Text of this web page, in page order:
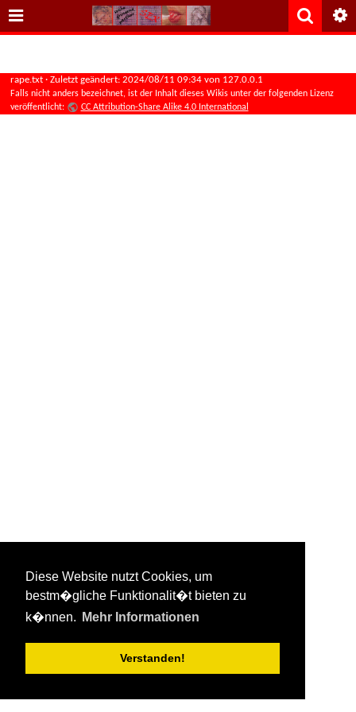
Diese Website nutzt Cookies, um
bestm�gliche Funktionalit�t bieten zu
k�nnen.
Mehr Informationen
Verstanden!
rape.txt · Zuletzt geändert:2024/08/11 09:34 von 127.0.0.1
Falls nicht anders bezeichnet, ist der Inhalt dieses Wikis unter der folgenden Lizenz
veröffentlicht:
CC Attribution-Share Alike 4.0 International